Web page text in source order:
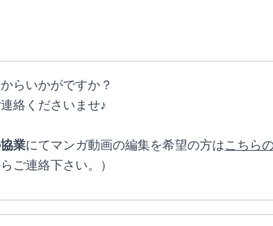
らいかがですか？
絡くださいませ♪
業にてマンガ動画の編集を希望の方はこちら
ご連絡下さい。）